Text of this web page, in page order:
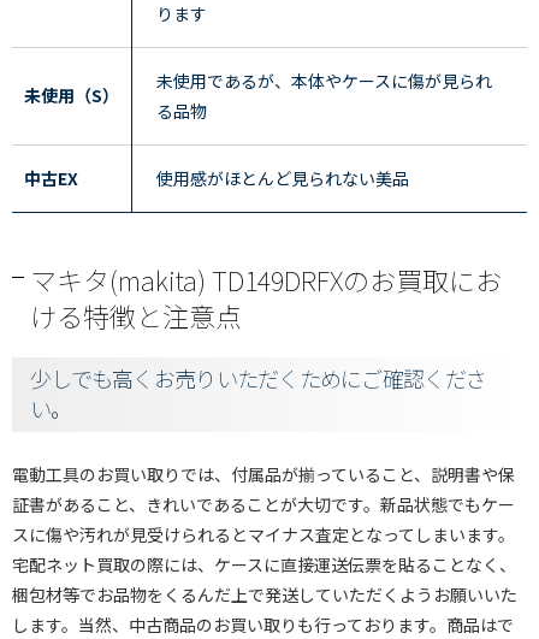
ります
未使用（S）
未使用であるが、本体やケースに傷が見られ
る品物
中古EX 使用感がほとんど見られない美品
マキタ(makita) TD149DRFXのお買取にお
ける特徴と注意点
少しでも高くお売りいただくためにご確認くださ
い。
電動工具のお買い取りでは、付属品が揃っていること、説明書や保
証書があること、きれいであることが大切です。新品状態でもケー
スに傷や汚れが見受けられるとマイナス査定となってしまいます。
宅配ネット買取の際には、ケースに直接運送伝票を貼ることなく、
梱包材等でお品物をくるんだ上で発送していただくようお願いいた
します。当然、中古商品のお買い取りも行っております。商品はで